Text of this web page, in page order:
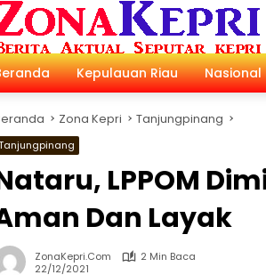
Kepulauan Riau Nasional
Zona Kepri Tanjungpinang
LPPOM
Dan Layak
ZonaKepri.com
2 Min Baca
22/12/2021